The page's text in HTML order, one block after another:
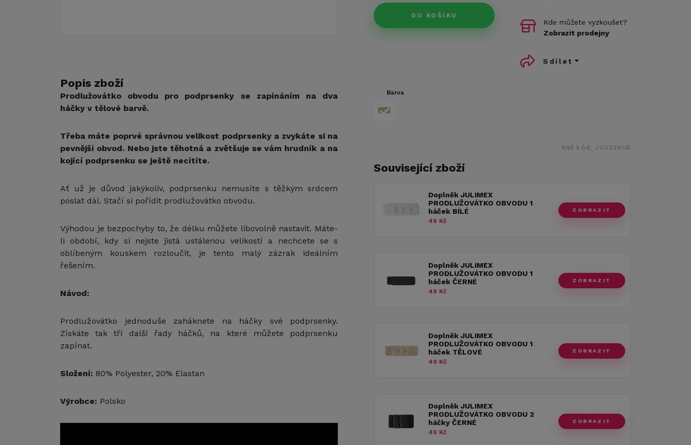
Popis zboží
Prodlužovátko obvodu pro podprsenky se zapínáním na dva
háčky v tělové barvě.
Třeba máte poprvé správnou velikost podprsenky a zvykáte si na
pevnější obvod. Nebo jste těhotná a zvětšuje se vám hrudník a na
kojící podprsenku se ještě necítíte.
Ať už je důvod jakýkoliv, podprsenku nemusíte s těžkým srdcem
poslat dál. Stačí si pořídit prodlužovátko obvodu.
Výhodou je bezpochyby to, že délku můžete libovolně nastavit. Máte-
li období, kdy si nejste jistá ustálenou velikostí a nechcete se s
oblíbeným kouskem rozloučit, je tento malý zázrak ideálním
řešením.
Návod:
Prodlužovátko jednoduše zaháknete na háčky své podprsenky.
Získáte tak tři další řady háčků, na které můžete podprsenku
zapínat.
Složení: 80% Polyester, 20% Elastan
Výrobce: Polsko
DO KOŠÍKU
Kde můžete vyzkoušet?
Zobrazit prodejny
Sdílet
Barva
Náš kód: JU032NUE
Související zboží
Doplněk JULIMEX
PRODLUŽOVÁTKO OBVODU 1
háček BÍLÉ
49 Kč
ZOBRAZIT
Doplněk JULIMEX
PRODLUŽOVÁTKO OBVODU 1
háček ČERNÉ
49 Kč
ZOBRAZIT
Doplněk JULIMEX
PRODLUŽOVÁTKO OBVODU 1
háček TĚLOVÉ
49 Kč
ZOBRAZIT
Doplněk JULIMEX
PRODLUŽOVÁTKO OBVODU 2
háčky ČERNÉ
49 Kč
ZOBRAZIT